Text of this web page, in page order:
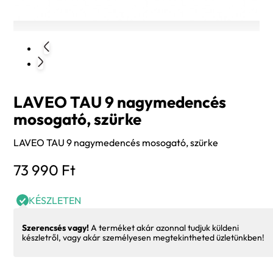
LAVEO TAU 9 nagymedencés
mosogató, szürke
LAVEO TAU 9 nagymedencés mosogató, szürke
73 990 Ft
KÉSZLETEN
Szerencsés vagy!A terméket akár azonnal tudjuk küldeni
készletről, vagy akár személyesen megtekintheted üzletünkben!